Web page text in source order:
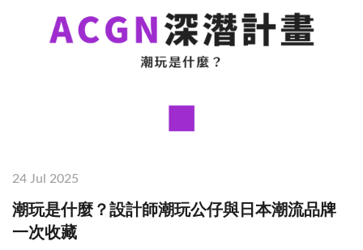
24 Jul 2025
潮玩是什麼？設計師潮玩公仔與日本潮流品牌
一次收藏